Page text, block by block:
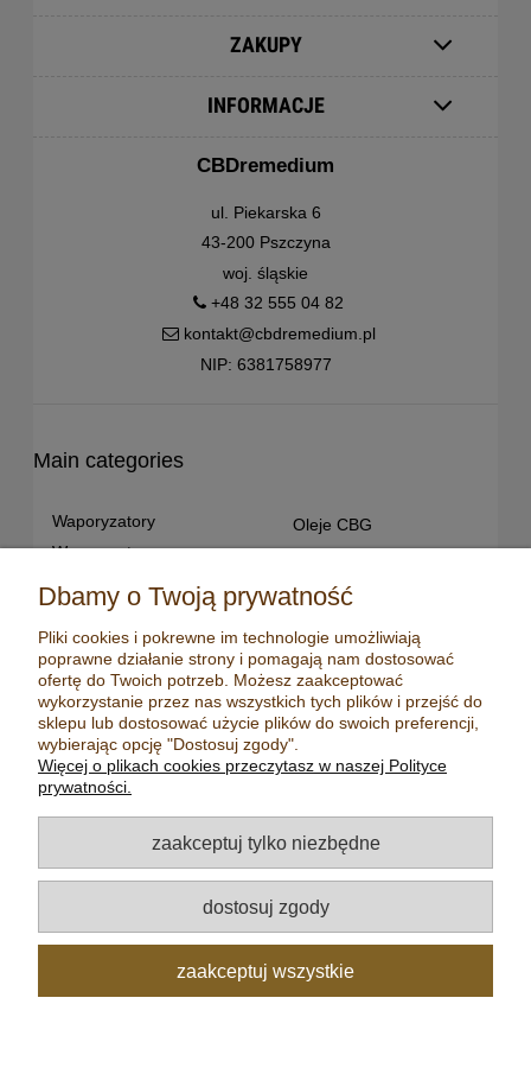
ZAKUPY
INFORMACJE
CBDremedium
ul. Piekarska 6
43-200 Pszczyna
woj. śląskie
+48 32 555 04 82
kontakt@cbdremedium.pl
NIP: 6381758977
Main categories
Waporyzatory
Waporyzatory
Waporyzatory manualne
Waporyzatory
stacjonarne
Premium vaporizers
Waporyzatory
konwekcyjne
Zestawy z
waporyzatorem
Oleje CBD 5%
Oleje CBG
Susz konopny
CBD dla zwierząt
Młynki/ Grindery
Zapalniczki
Maści konopne
Mydła konopne
Aromatyzery
Olejki eteryczne
Herbaty
Dbamy o Twoją prywatność
Pliki cookies i pokrewne im technologie umożliwiają
poprawne działanie strony i pomagają nam dostosować
ofertę do Twoich potrzeb. Możesz zaakceptować
wykorzystanie przez nas wszystkich tych plików i przejść do
sklepu lub dostosować użycie plików do swoich preferencji,
wybierając opcję "Dostosuj zgody".
Więcej o plikach cookies przeczytasz w naszej Polityce
prywatności.
zaakceptuj tylko niezbędne
dostosuj zgody
zaakceptuj wszystkie